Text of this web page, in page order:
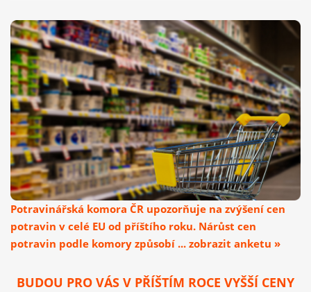
Potravinářská komora ČR upozorňuje na zvýšení cen
potravin v celé EU od příštího roku. Nárůst cen
potravin podle komory způsobí ... zobrazit anketu »
BUDOU PRO VÁS V PŘÍŠTÍM ROCE VYŠŠÍ CENY